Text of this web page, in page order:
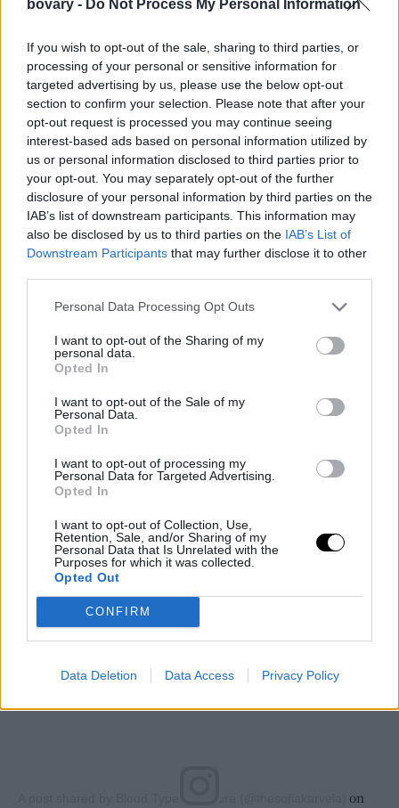
bovary - Do Not Process My Personal Information
If you wish to opt-out of the sale, sharing to third parties, or
processing of your personal or sensitive information for
targeted advertising by us, please use the below opt-out
section to confirm your selection. Please note that after your
opt-out request is processed you may continue seeing
interest-based ads based on personal information utilized by
us or personal information disclosed to third parties prior to
your opt-out. You may separately opt-out of the further
disclosure of your personal information by third parties on the
IAB’s list of downstream participants. This information may
also be disclosed by us to third parties on the IAB’s List of
Downstream Participants that may further disclose it to other
Personal Data Processing Opt Outs
I want to opt-out of the Sharing of my
personal data.
Opted In
I want to opt-out of the Sale of my
Personal Data.
Opted In
I want to opt-out of processing my
Personal Data for Targeted Advertising.
Opted In
I want to opt-out of Collection, Use,
Retention, Sale, and/or Sharing of my
Personal Data that Is Unrelated with the
Purposes for which it was collected.
Opted Out
CONFIRM
Data Deletion Data Access Privacy Policy
A post shared by Anna Vissi (@annavissiofficial)on Mar 23,
2017 at 8:15am PDT
A post shared by Anna Vissi (@annavissiofficial)on Mar 22,
2017 at 4:23pm PDT
Πριν από λίγες ημέρες, ο φωτογραφικός φακός είχε
καταγράψει μια σπάνια οικογενειακή στιγμή . Δεν έχουμε
συνηθίσει να βλέπουμε το Νίκο Καρβέλα σε εμφανίσεις με την
κόρη του και τα εγγόνια του. Τόσο γιατί ο ίδιος διακριτικά κρατά
την οικογένειακή του ζωή μακριά από τα φώτα της
δημοσιότητας, όσο και γιατί είναι η χιλιομετρική απόσταση που
τον χωρίζει από την κόρη του και τα παιδιά της. Ο Νίκος
τους στην παιδική χαρά, έχοντας στο πλευρό του την Σοφία που
απαθανάτισε την τρυφερή και ιδιαίτερη συνύπαρξή τους. Οι
τέσσερίς τους χαμογελώντας και απολαμβάνοντας τον
ηλιόλουστο καιρό, έδειχναν να χαίρονται τη στιγμή.
on